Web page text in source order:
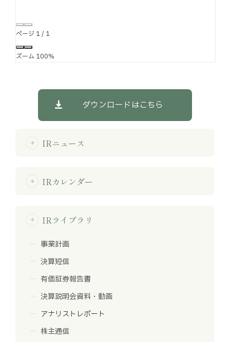
ページ 1/ 1
ズーム 100%
ダウンロードはこちら
arrow_forward IRニュース
arrow_forward IRカレンダー
arrow_forward IRライブラリ
事業計画
決算短信
有価証券報告書
決算説明会資料・動画
アナリストレポート
株主通信